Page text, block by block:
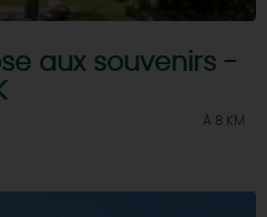
aux souvenirs -
À 8 KM